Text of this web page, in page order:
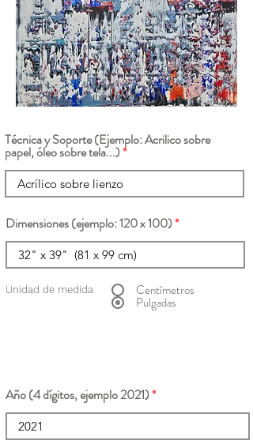
Técnica y Soporte (Ejemplo: Acrilico sobre
papel, óleo sobre tela...)
Dimensiones (ejemplo: 120 x 100)
Unidad de medida Centímetros
Pulgadas
Año (4 dígitos, ejemplo 2021)